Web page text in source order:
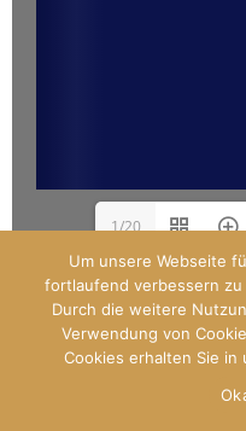
1/20
Um unsere Webseite
fortlaufend verbessern
Durch die weitere
Verwendung von
Cookies erhalten Sie in